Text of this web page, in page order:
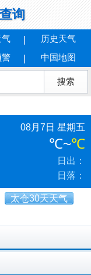
询
气
历史天气
警 中国地图
08月7日 星期五
℃~℃
日出：
日落：
太仓30天天气